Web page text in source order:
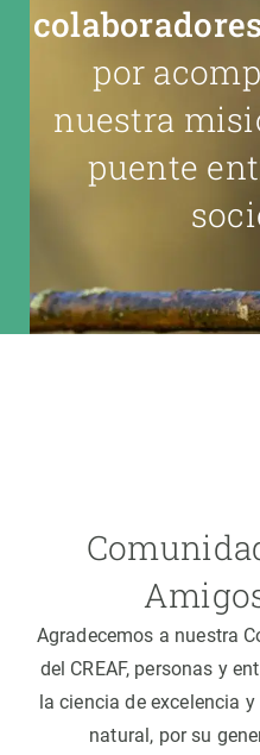
por
nuestra
puente
Agradecemos a nuestra
del CREAF, personas y
la ciencia de excelencia
natural, por su